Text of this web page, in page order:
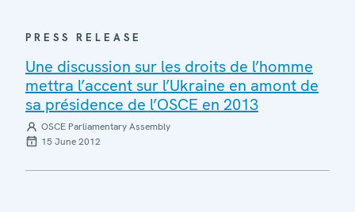
PRESS RELEASE
Une discussion sur les droits de l’homme
mettra l’accent sur l’Ukraine en amont de
sa présidence de l’OSCE en 2013
OSCE Parliamentary Assembly
15 June 2012